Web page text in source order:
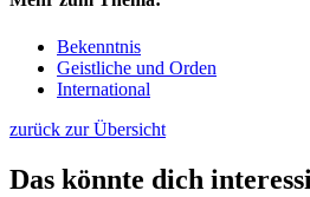
Bekenntnis
Geistliche und Orden
International
zurück zur Übersicht
Das könnte dich